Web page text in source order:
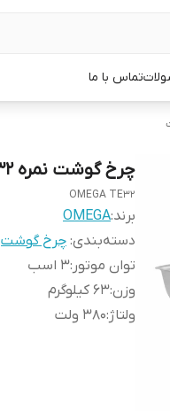
تماس با ما
چرخ گوشت نمره 32 سه فاز امگا صد صنعت آرا مدل TE32
OMEGA TE32
برند:OMEGA
دسته‌بندی: چرخ گوشت
توان موتور :3 اسب
وزن:63 کیلوگرم
ولتاژ:380 ولت